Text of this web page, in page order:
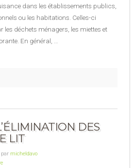
dans les établissements publics,
ou les habitations. Celles-ci
les déchets ménagers, les miettes et
En général, …
DES
LIT
micheldavo